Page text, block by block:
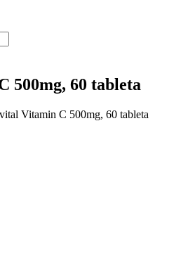
500mg, 60 tableta
Vitamin C 500mg, 60 tableta